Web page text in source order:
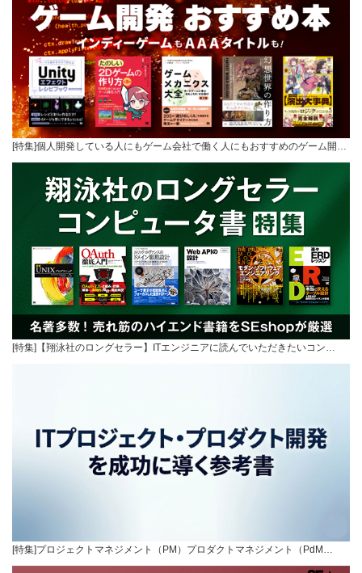
[特集]個人開発している人にもゲーム会社で働く人にもおすすめのゲーム開…
[特集]【翔泳社のロングセラー】ITエンジニアに読んでいただきたいコン…
[特集]プロジェクトマネジメント（PM）プロダクトマネジメント（PdM…